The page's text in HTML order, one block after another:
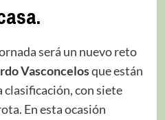
será un nuevo reto
Vasconcelosque están
clasificación, con siete
En esta ocasión